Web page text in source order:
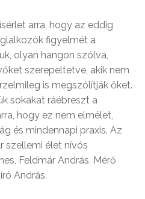
arra, hogy az eddig
figyelmét a
olyan hangon szólva,
szerepeltetve, akik nem
is megszólítják őket.
sokakat ráébreszt a
hogy ez nem elmélet,
és mindennapi praxis. Az
szellemi élet nívós
Feldmár András, Mérő
András.